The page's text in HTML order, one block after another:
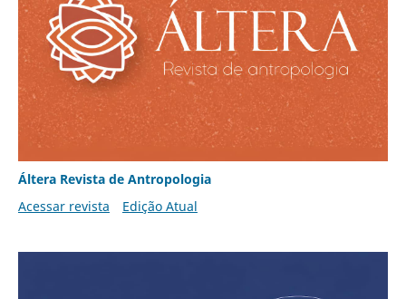
Áltera Revista de Antropologia
Acessar revista
Edição Atual